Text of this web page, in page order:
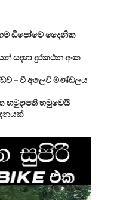
ඩිපෝවේ දෛනික
සඳහා දුරකථන අංක
– වී අලෙවි මණ්ඩලය
හමුදාපති හමුවෙයි